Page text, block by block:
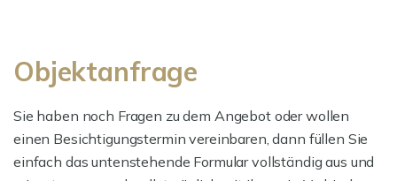
Objektanfrage
Sie haben noch Fragen zu dem Angebot oder wollen
einen Besichtigungstermin vereinbaren, dann füllen Sie
einfach das untenstehende Formular vollständig aus und